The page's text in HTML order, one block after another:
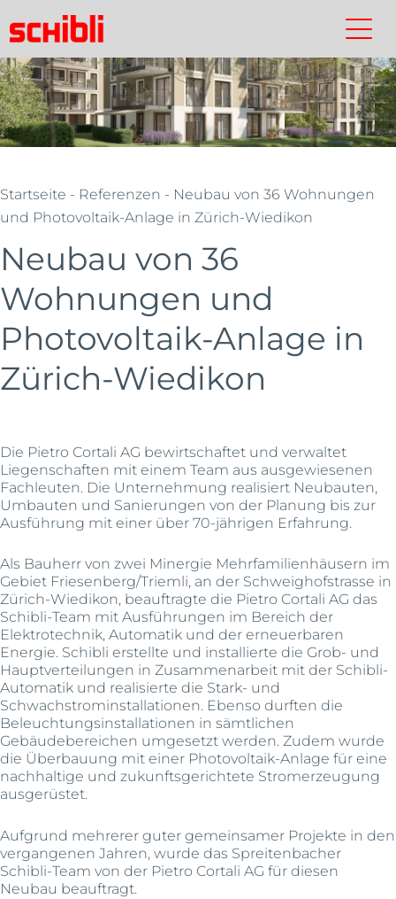
to
main
content
Gruppe
Schibli-
Gruppe
Kontakt Suchen
Startseite - Referenzen - Neubau von 36 Wohnungen
und Photovoltaik-Anlage in Zürich-Wiedikon
Neubau von 36
Wohnungen und
Photovoltaik-Anlage in
Zürich-Wiedikon
Die Pietro Cortali AG bewirtschaftet und verwaltet
Liegenschaften mit einem Team aus ausgewiesenen
Fachleuten. Die Unternehmung realisiert Neubauten,
Umbauten und Sanierungen von der Planung bis zur
Ausführung mit einer über 70-jährigen Erfahrung.
Als Bauherr von zwei Minergie Mehrfamilienhäusern im
Gebiet Friesenberg/Triemli, an der Schweighofstrasse in
Zürich-Wiedikon, beauftragte die Pietro Cortali AG das
Schibli-Team mit Ausführungen im Bereich der
Elektrotechnik, Automatik und der erneuerbaren
Energie. Schibli erstellte und installierte die Grob- und
Hauptverteilungen in Zusammenarbeit mit der Schibli-
Automatik und realisierte die Stark- und
Schwachstrominstallationen. Ebenso durften die
Beleuchtungsinstallationen in sämtlichen
Gebäudebereichen umgesetzt werden. Zudem wurde
die Überbauung mit einer Photovoltaik-Anlage für eine
nachhaltige und zukunftsgerichtete Stromerzeugung
ausgerüstet.
Aufgrund mehrerer guter gemeinsamer Projekte in den
vergangenen Jahren, wurde das Spreitenbacher
Schibli-Team von der Pietro Cortali AG für diesen
Neubau beauftragt.